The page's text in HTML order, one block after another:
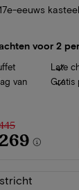
eeuws
voor 2
van
Late
Gratis